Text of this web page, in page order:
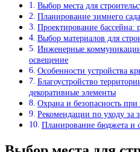
Выбор места для
Планирование зимнего
Проектирование бассейна:
Выбор материалов для
Инженерные
освещение
Особенности устройства
Благоустройство
декоративные элементы
Охрана и безопасность при
Рекомендации по уходу за
Планирование бюджета и